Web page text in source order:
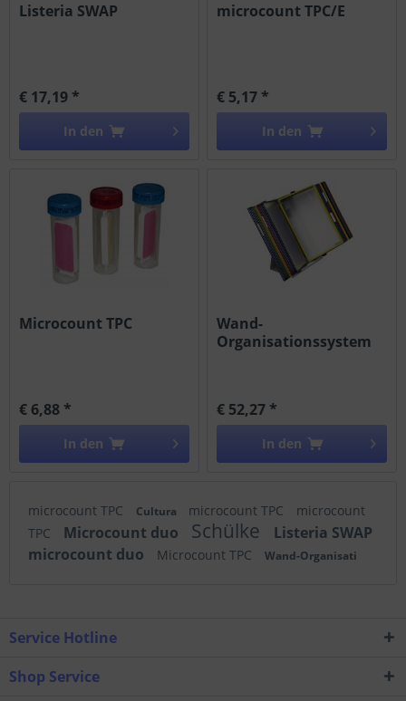
Listeria SWAP
€ 17,19 *
In den
microcount TPC/E
€ 5,17 *
In den
Microcount TPC
€ 6,88 *
In den
Wand-
Organisationssystem
€ 52,27 *
In den
microcount TPC Cultura microcount TPC
microcount
TPC
Microcount duo Schülke
Listeria SWAP
microcount duo
Microcount TPC Wand-Organisati
Service Hotline
Shop Service